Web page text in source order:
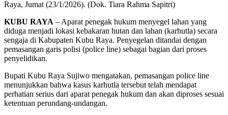
Raya, Jumat (23/1/2026). (Dok. Tiara Rahma Sapitri)
KUBU RAYA – Aparat penegak hukum menyegel lahan yang
diduga menjadi lokasi kebakaran hutan dan lahan (karhutla) secara
sengaja di Kabupaten Kubu Raya. Penyegelan ditandai dengan
pemasangan garis polisi (police line) sebagai bagian dari proses
penyelidikan.
Bupati Kubu Raya Sujiwo mengatakan, pemasangan police line
menunjukkan bahwa kasus karhutla tersebut telah mendapat
perhatian serius dari aparat penegak hukum dan akan diproses sesuai
ketentuan perundang-undangan.